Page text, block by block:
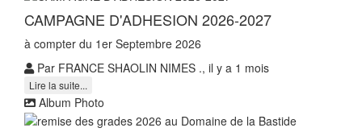
CAMPAGNE D'ADHESION 2026-2027
à compter du 1er Septembre 2026
Par FRANCE SHAOLIN NIMES ., il y a 1 mois
Lire la suite...
Album Photo